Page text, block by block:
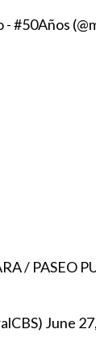
#50Años
/ PASEO
June